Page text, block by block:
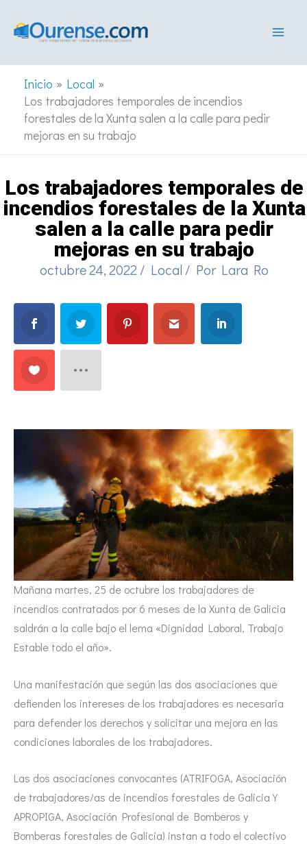
Inicio
Local
Los trabajadores temporales de incendios
forestales de la Xunta salen a la calle para pedir
mejoras en su trabajo
Los trabajadores temporales de
incendios forestales de la Xunta
salen a la calle para pedir
mejoras en su trabajo
octubre 24, 2022 / Local / Por Lara Ro
Mañana martes, 25 de octubre los trabajadores de
incendios contratados por 6 meses de la Xunta de Galicia
saldrán a la calle bajo el lema «Dignidad Laboral, Trabajo
Estable todo el año».
Una manifestación que según las dos asociaciones que
defienden los intereses de los trabajadores es necesaria
para defender los derechos y solicitar una mejora en las
condiciones laborales de los trabajadores.
Las dos asociaciones convocantes (ATRIFOGA, Asociación
de trabajadores/as de incendios forestales de Galicia Y
APROPIGA, Asociación Profesional de Bomberos y
Bomberas forestales de Galicia) instan a todo el colectivo